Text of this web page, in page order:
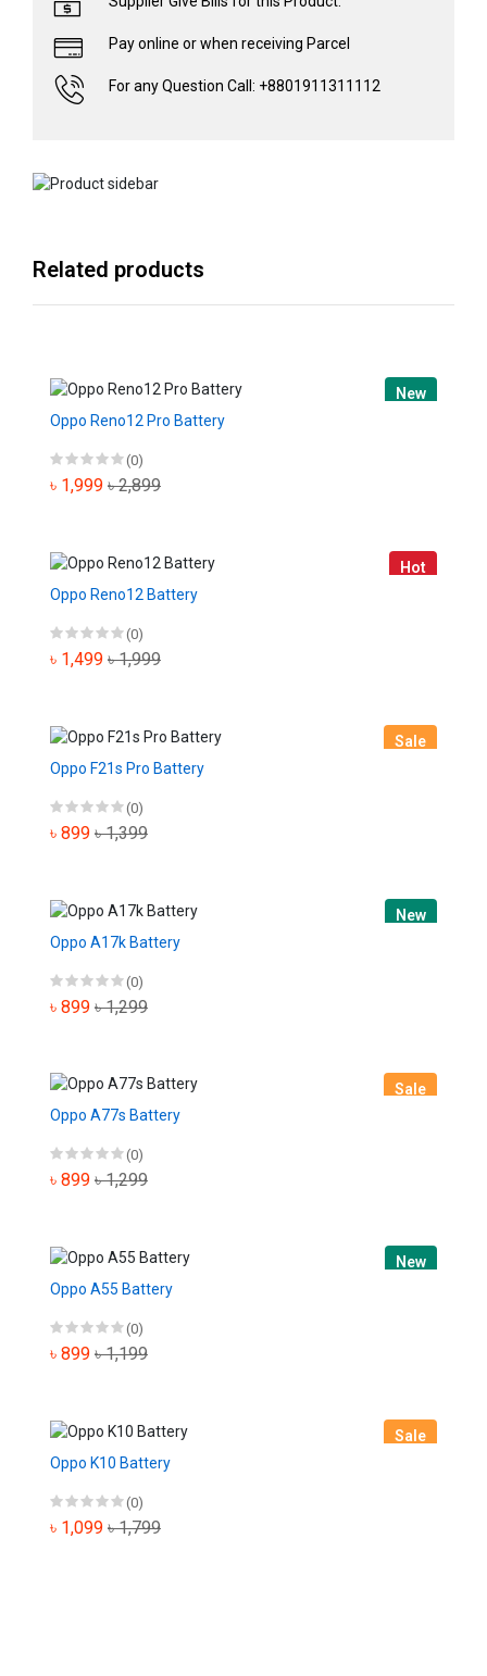
Pay online or when receiving Parcel
For any Question Call: +8801911311112
Related products
New
Oppo Reno12 Pro Battery
(0)
৳ 1,999 ৳ 2,899
Hot
Oppo Reno12 Battery
(0)
৳ 1,499 ৳ 1,999
Sale
Oppo F21s Pro Battery
(0)
৳ 899 ৳ 1,399
New
Oppo A17k Battery
(0)
৳ 899 ৳ 1,299
Sale
Oppo A77s Battery
(0)
৳ 899 ৳ 1,299
New
Oppo A55 Battery
(0)
৳ 899 ৳ 1,199
Sale
Oppo K10 Battery
(0)
৳ 1,099 ৳ 1,799